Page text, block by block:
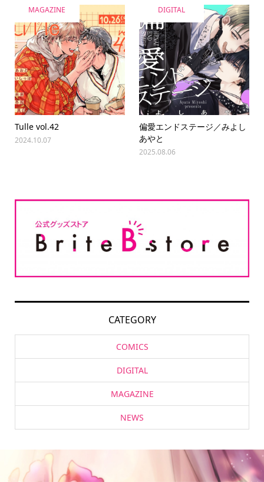
MAGAZINE
Tulle vol.42
2024.10.07
DIGITAL
偏愛エンドステージ／みよし
あやと
2025.08.06
CATEGORY
COMICS
DIGITAL
MAGAZINE
NEWS